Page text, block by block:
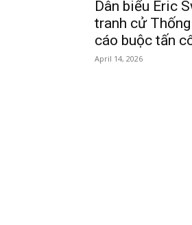
Dân biểu Eric
tranh cử
cáo buộc tấn
April 14, 2026